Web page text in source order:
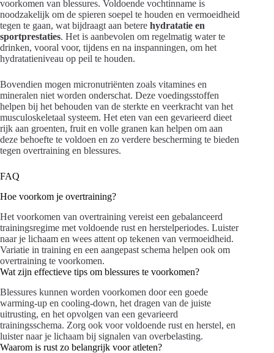
voorkomen van blessures. Voldoende vochtinname is
noodzakelijk om de spieren soepel te houden en vermoeidheid
tegen te gaan, wat bijdraagt aan betere hydratatie en
sportprestaties. Het is aanbevolen om regelmatig water te
drinken, vooral voor, tijdens en na inspanningen, om het
hydratatieniveau op peil te houden.
Bovendien mogen micronutriënten zoals vitamines en
mineralen niet worden onderschat. Deze voedingsstoffen
helpen bij het behouden van de sterkte en veerkracht van het
musculoskeletaal systeem. Het eten van een gevarieerd dieet
rijk aan groenten, fruit en volle granen kan helpen om aan
deze behoefte te voldoen en zo verdere bescherming te bieden
tegen overtraining en blessures.
FAQ
Hoe voorkom je overtraining?
Het voorkomen van overtraining vereist een gebalanceerd
trainingsregime met voldoende rust en herstelperiodes. Luister
naar je lichaam en wees attent op tekenen van vermoeidheid.
Variatie in training en een aangepast schema helpen ook om
overtraining te voorkomen.
Wat zijn effectieve tips om blessures te voorkomen?
Blessures kunnen worden voorkomen door een goede
warming-up en cooling-down, het dragen van de juiste
uitrusting, en het opvolgen van een gevarieerd
trainingsschema. Zorg ook voor voldoende rust en herstel, en
luister naar je lichaam bij signalen van overbelasting.
Waarom is rust zo belangrijk voor atleten?